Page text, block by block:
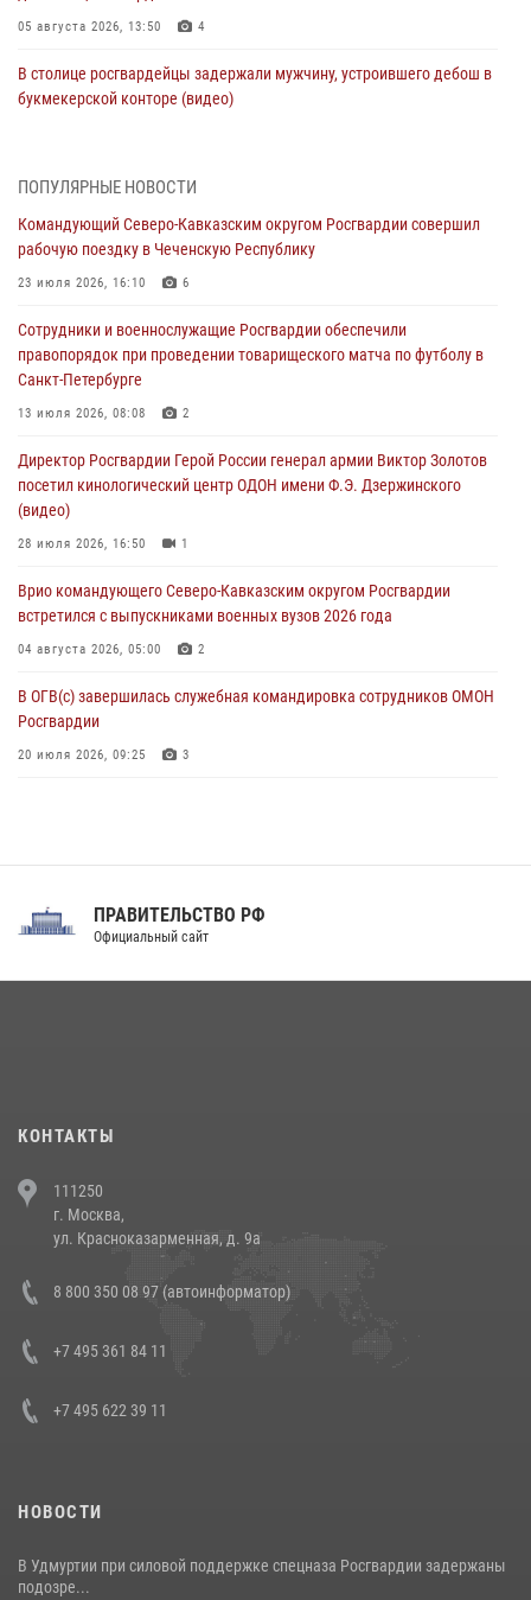
05 августа 2026, 13:50 4
В столице росгвардейцы задержали мужчину, устроившего дебош в
букмекерской конторе (видео)
В Удмуртии при силовой поддержке спецназа Росгвардии
оздоровительных услуг (видео)
05 августа 2026, 13:20
посетили мастер-класс по художественной гимнастике
05 августа 2026, 13:00
Офицеры Росгвардии и ветераны войск правопорядка почтили
05 августа 2026, 12:40
Росгвардейцы приняли участие в акции «Волна памяти»,
посвящённой 83‑й годовщине освобождения Белгорода от
05 августа 2026, 12:13 1
ПОПУЛЯРНЫЕ НОВОСТИ
Командующий Северо-Кавказским округом Росгвардии совершил
рабочую поездку в Чеченскую Республику
23 июля 2026, 16:10 6
Сотрудники и военнослужащие Росгвардии обеспечили
правопорядок при проведении товарищеского матча по футболу в
Санкт-Петербурге
13 июля 2026, 08:08 2
Директор Росгвардии Герой России генерал армии Виктор Золотов
посетил кинологический центр ОДОН имени Ф.Э. Дзержинского
(видео)
28 июля 2026, 16:50 1
Врио командующего Северо-Кавказским округом Росгвардии
встретился с выпускниками военных вузов 2026 года
04 августа 2026, 05:00 2
В ОГВ(с) завершилась служебная командировка сотрудников ОМОН
Росгвардии
20 июля 2026, 09:25 3
Праздник «Один день с Росгвардией» к 105-летию Центрального
напавших на бригаду скорой помощи (видео)
14 июля 2026, 12:20
В Росгвардии прошла военно-научная конференция по обобщению
боевого опыта
ПРАВИТЕЛЬСТВО РФ
Официальный сайт
КОНТАКТЫ
111250
г. Москва,
ул. Красноказарменная, д. 9а
8 800 350 08 97 (автоинформатор)
+7 495 361 84 11
+7 495 622 39 11
НОВОСТИ
В Удмуртии при силовой поддержке спецназа Росгвардии задержаны
подозре...